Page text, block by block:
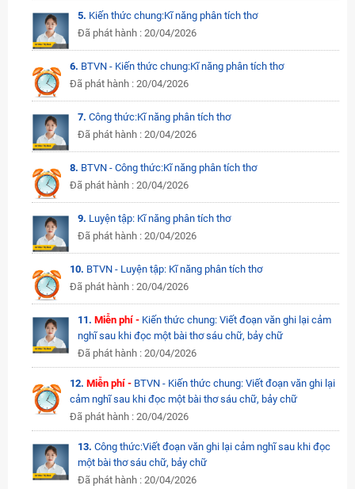
5. Kiến thức chung:Kĩ năng phân tích thơ
Đã phát hành : 20/04/2026
6. BTVN - Kiến thức chung:Kĩ năng phân tích thơ
Đã phát hành : 20/04/2026
7. Công thức:Kĩ năng phân tích thơ
Đã phát hành : 20/04/2026
8. BTVN - Công thức:Kĩ năng phân tích thơ
Đã phát hành : 20/04/2026
9. Luyện tập: Kĩ năng phân tích thơ
Đã phát hành : 20/04/2026
10. BTVN - Luyện tập: Kĩ năng phân tích thơ
Đã phát hành : 20/04/2026
11. Miễn phí - Kiến thức chung: Viết đoạn văn ghi lại cảm
nghĩ sau khi đọc một bài thơ sáu chữ, bảy chữ
Đã phát hành : 20/04/2026
12.Miễn phí - BTVN - Kiến thức chung: Viết đoạn văn ghi lại
cảm nghĩ sau khi đọc một bài thơ sáu chữ, bảy chữ
Đã phát hành : 20/04/2026
13. Công thức:Viết đoạn văn ghi lại cảm nghĩ sau khi đọc
một bài thơ sáu chữ, bảy chữ
Đã phát hành : 20/04/2026